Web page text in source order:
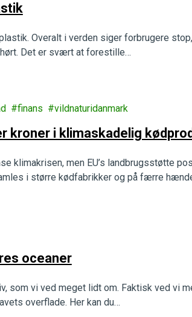
Overalt i verden siger forbrugere
Det er svært at forestille…
finans vildnaturidanmark
kroner i klimaskadelig
klimakrisen, men EU’s landbrugsstøtte
i større kødfabrikker og på færre
oceaner
som vi ved meget lidt om. Faktisk ved vi
overflade. Her kan du…